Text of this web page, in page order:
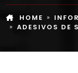
HOME
ADESIVOS DE